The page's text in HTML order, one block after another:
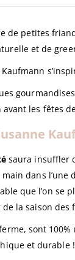
de petites
et de
les fêtes
saura insuffler
dans
que l’on se
la saison des
sont
et durable !